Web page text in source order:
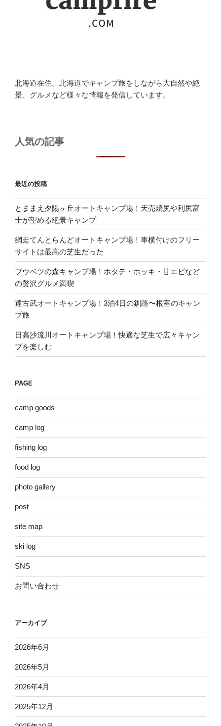
北海道在住。北海道でキャンプ旅をしながら大自然や絶
景、グルメなど様々な情報を発信しています。
人気の記事
最近の投稿
とままえ夕陽ヶ丘オートキャンプ場！天売焼尻や利尻富
士が望める絶景キャンプ
網走てんとらんどオートキャンプ場！車横付けのフリー
サイトは最高の芝生だった
ブウベツの森キャンプ場！ホタテ・ホッキ・甘エビなど
の贅沢グルメ満喫
達古武オートキャンプ場！3泊4日の釧路〜根室のキャン
プ旅
日高沙流川オートキャンプ場！快適な芝生で広々キャン
プを楽しむ
PAGE
camp goods
camp log
fishing log
food log
photo gallery
post
site map
ski log
SNS
お問い合わせ
アーカイブ
2026年6月
2026年5月
2026年4月
2025年12月